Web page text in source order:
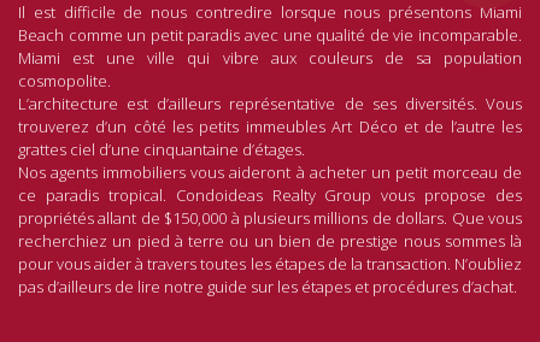
Il est difficile de nous contredire lorsque nous présentons Miami
Beach comme un petit paradis avec une qualité de vie incomparable.
Miami est une ville qui vibre aux couleurs de sa population
cosmopolite.
L’architecture est d’ailleurs représentative de ses diversités. Vous
trouverez d’un côté les petits immeubles Art Déco et de l’autre les
grattes ciel d’une cinquantaine d’étages.
Nos agents immobiliers vous aideront à acheter un petit morceau de
ce paradis tropical. Condoideas Realty Group vous propose des
propriétés allant de $150,000 à plusieurs millions de dollars. Que vous
recherchiez un pied à terre ou un bien de prestige nous sommes là
pour vous aider à travers toutes les étapes de la transaction. N’oubliez
pas d’ailleurs de lire notre guide sur les étapes et procédures d’achat.